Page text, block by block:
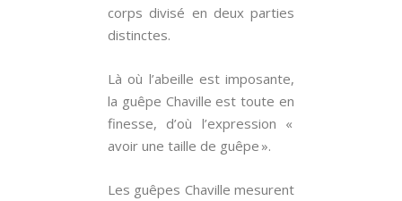
corps divisé en deux parties
distinctes.
Là où l’abeille est imposante,
la guêpe Chaville est toute en
finesse, d’où l’expression «
avoir une taille de guêpe ».
Les guêpes Chaville mesurent